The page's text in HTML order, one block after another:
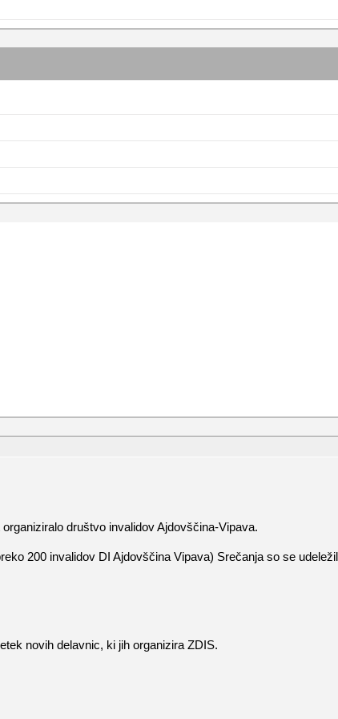
društvo invalidov Ajdovščina-Vipava.
200 invalidov DI Ajdovščina Vipava) Srečanja so se
novih delavnic, ki jih organizira ZDIS.